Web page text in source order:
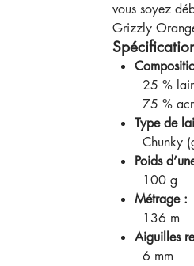
vous soyez
Grizzly
25 %
75 %
Type de
Chunky
Poids
100 g
Métrage :
136 m
Aiguilles
6 mm